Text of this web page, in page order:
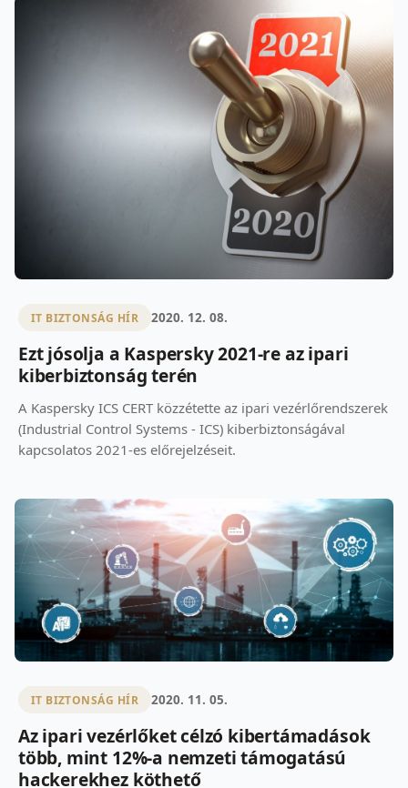
IT BIZTONSÁG HÍR 2020. 12. 08.
Ezt jósolja a Kaspersky 2021-re az ipari
kiberbiztonság terén
A Kaspersky ICS CERT közzétette az ipari vezérlőrendszerek
(Industrial Control Systems - ICS) kiberbiztonságával
kapcsolatos 2021-es előrejelzéseit.
IT BIZTONSÁG HÍR 2020. 11. 05.
Az ipari vezérlőket célzó kibertámadások
több, mint 12%-a nemzeti támogatású
hackerekhez köthető